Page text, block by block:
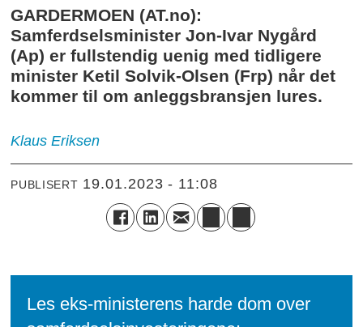
GARDERMOEN (AT.no):
Samferdselsminister Jon-Ivar Nygård
(Ap) er fullstendig uenig med tidligere
minister Ketil Solvik-Olsen (Frp) når det
kommer til om anleggsbransjen lures.
Klaus Eriksen
PUBLISERT 19.01.2023 - 11:08
Les eks-ministerens harde dom over